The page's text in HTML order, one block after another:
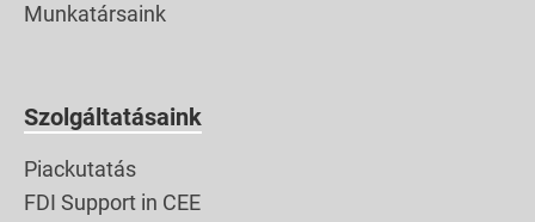
Munkatársaink
Szolgáltatásaink
Piackutatás
FDI Support in CEE